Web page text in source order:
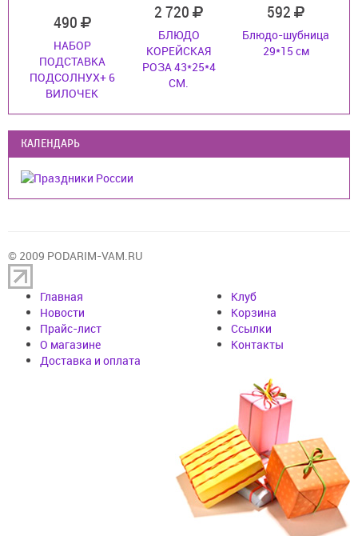
490
НАБОР
ПОДСТАВКА
ПОДСОЛНУХ+ 6
ВИЛОЧЕК
2 720
БЛЮДО
КОРЕЙСКАЯ
РОЗА 43*25*4
СМ.
592
Блюдо-шубница
29*15 см
КАЛЕНДАРЬ
© 2009 PODARIM-VAM.RU
Главная
Новости
Прайс-лист
О магазине
Доставка и оплата
Клуб
Корзина
Cсылки
Контакты